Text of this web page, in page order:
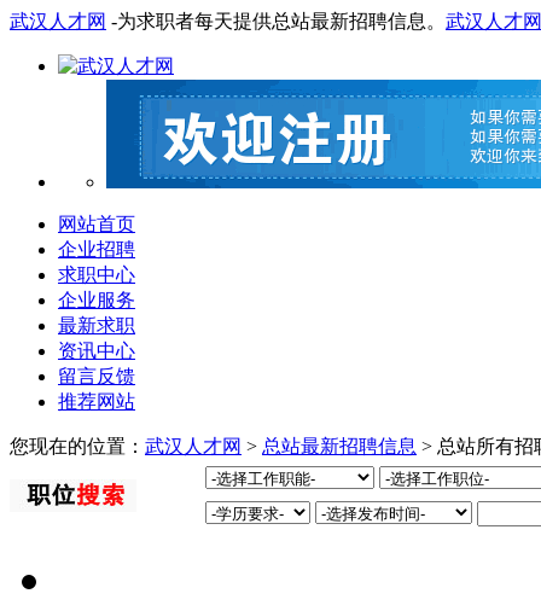
武汉人才网 -为求职者每天提供总站最新招聘信息。 武汉人才网
网站首页
企业招聘
求职中心
企业服务
最新求职
资讯中心
留言反馈
推荐网站
您现在的位置： 武汉人才网 > 总站最新招聘信息 > 总站所有招